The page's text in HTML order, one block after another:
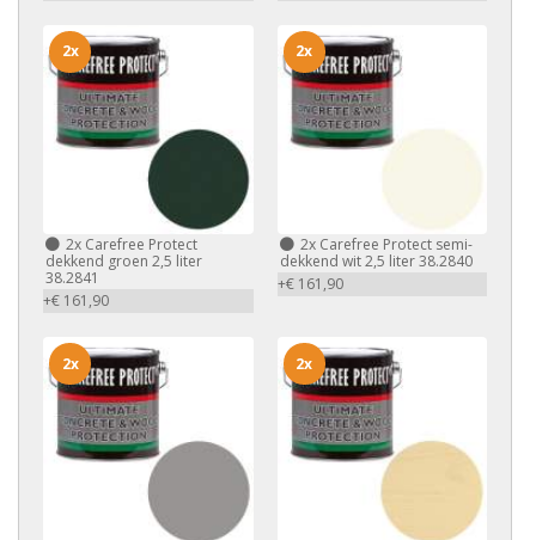
2x Carefree Protect
dekkend groen 2,5 liter
38.2841
+€ 161,90
2x
2xCarefree Protect semi-
dekkend wit 2,5 liter 38.2840
+€ 161,90
2x
2x 2x